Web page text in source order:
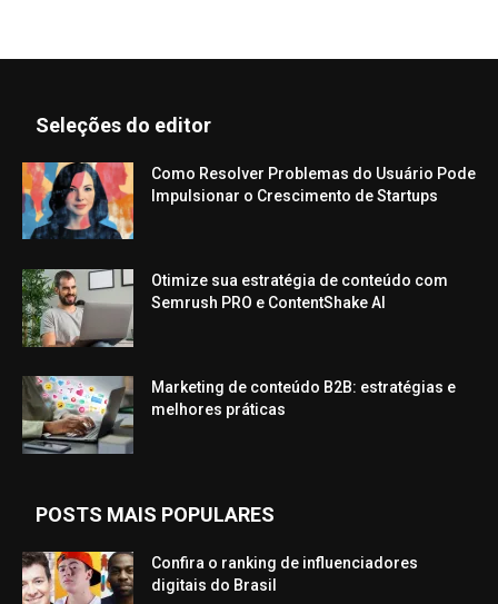
Seleções do editor
Como Resolver Problemas do Usuário Pode
Impulsionar o Crescimento de Startups
Otimize sua estratégia de conteúdo com
Semrush PRO e ContentShake AI
Marketing de conteúdo B2B: estratégias e
melhores práticas
POSTS MAIS POPULARES
Confira o ranking de influenciadores
digitais do Brasil